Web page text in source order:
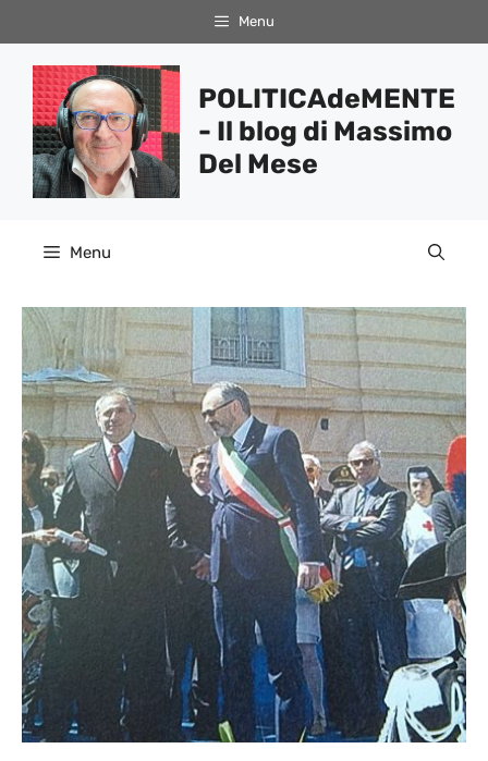
al
contenuto
Menu
POLITICAdeMENTE
- Il blog di Massimo
Del Mese
Menu